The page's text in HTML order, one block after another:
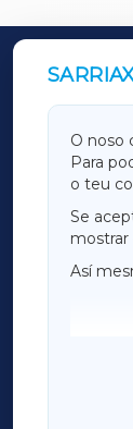
O noso
Para
o teu
Se
mostrar
Así